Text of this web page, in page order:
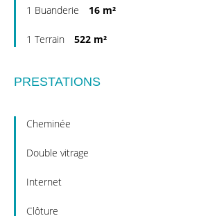
1 Buanderie 16 m²
1 Terrain 522 m²
PRESTATIONS
Cheminée
Double vitrage
Internet
Clôture